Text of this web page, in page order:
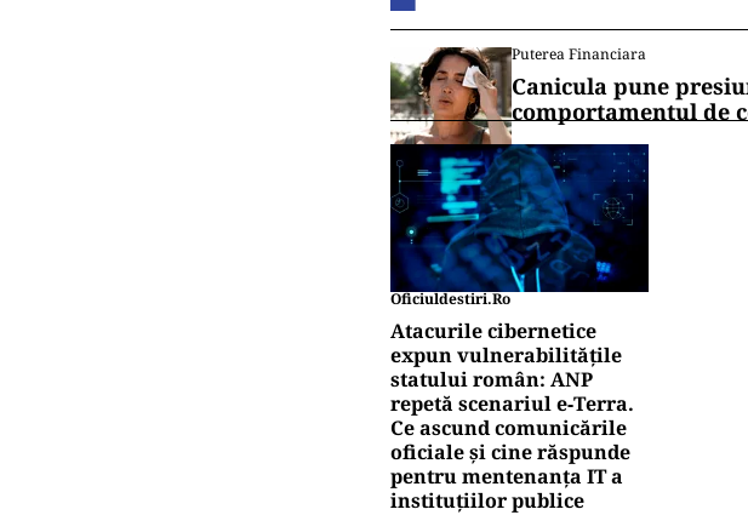
Puterea Financiara
Canicula pune
comportamentul de
Oficiuldestiri.ro
Atacurile cibernetice
expun vulnerabilitățile
statului român: ANP
repetă scenariul e‑Terra.
Ce ascund comunicările
oficiale și cine răspunde
pentru mentenanța IT a
instituțiilor publice